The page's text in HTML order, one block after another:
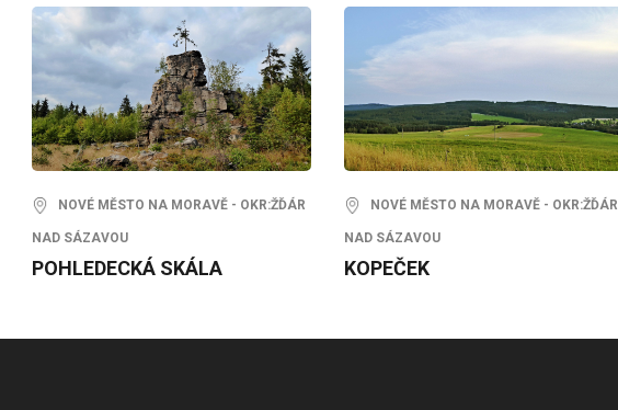
NOVÉ MĚSTO NA MORAVĚ - OKR:ŽĎÁR
NAD SÁZAVOU
POHLEDECKÁ SKÁLA
NOVÉ MĚSTO NA MORAVĚ - OKR:ŽĎÁR
NAD SÁZAVOU
KOPEČEK